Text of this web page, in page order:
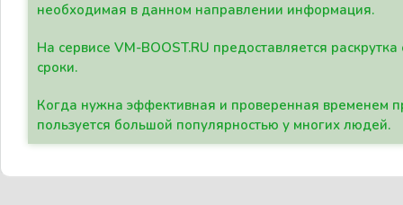
необходимая в данном направлении информация.
На сервисе VM-BOOST.RU предоставляется
сроки.
Когда нужна эффективная и проверенная временем
пользуется большой популярностью у многих людей.